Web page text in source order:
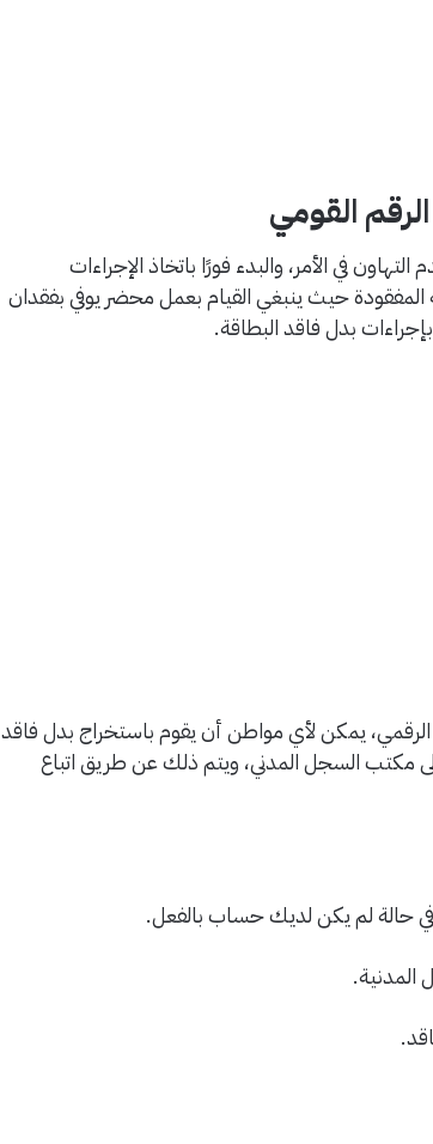
القومي
في الأمر، والبدء فورًا باتخاذ الإجراءات
حيث ينبغي القيام بعمل محضر يوفي بفقدان
بدل فاقد البطاقة.
يمكن لأي مواطن أن يقوم باستخراج بدل فاقد
مكتب السجل المدني، ويتم ذلك عن طريق اتباع